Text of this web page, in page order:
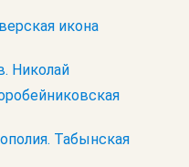
икона
Николай
Табынская